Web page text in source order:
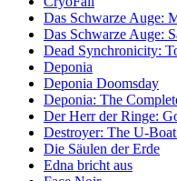
Das Schwarze Auge:
Das Schwarze Auge:
Dead Synchronicity:
Deponia
Deponia Doomsday
Deponia: The
Der Herr der Ringe:
Destroyer: The U-
Die Säulen der Erde
Edna bricht aus